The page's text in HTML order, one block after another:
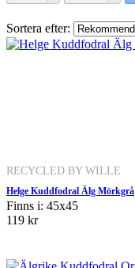
Sortera efter:
RECYCLED BY WILLE
Helge Kuddfodral Älg Mörkgrå
Finns i: 45x45
119 kr